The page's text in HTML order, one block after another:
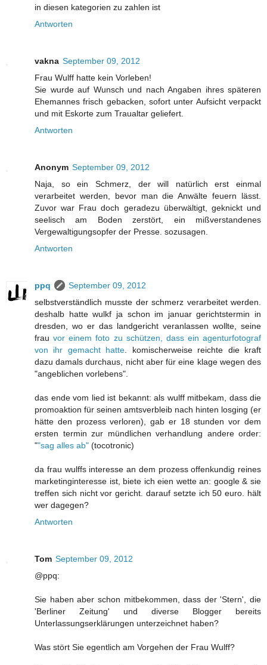
in diesen kategorien zu zahlen ist
Antworten
vakna September 09, 2012
Frau Wulff hatte kein Vorleben!
Sie wurde auf Wunsch und nach Angaben ihres späteren
Ehemannes frisch gebacken, sofort unter Aufsicht verpackt
und mit Eskorte zum Traualtar geliefert.
Antworten
Anonym September 09, 2012
Naja, so ein Schmerz, der will natürlich erst einmal
verarbeitet werden, bevor man die Anwälte feuern lässt.
Zuvor war Frau doch geradezu überwältigt, geknickt und
seelisch am Boden zerstört, ein mißverstandenes
Vergewaltigungsopfer der Presse. sozusagen.
Antworten
ppq
September 09, 2012
selbstverständlich musste der schmerz verarbeitet werden.
deshalb hatte wulkf ja schon im januar gerichtstermin in
dresden, wo er das landgericht veranlassen wollte, seine
frauvor einem foto zu schützen, dass ein agenturfotograf
von ihr gemacht hatte . komischerweise reichte die kraft
dazu damals durchaus, nicht aber für eine klage wegen des
"angeblichen vorlebens".
das ende vom lied ist bekannt: als wulff mitbekam, dass die
promoaktion für seinen amtsverbleib nach hinten losging (er
hätte den prozess verloren), gab er 18 stunden vor dem
ersten termin zur mündlichen verhandlung andere order:
""sag alles ab" (tocotronic)
da frau wulffs interesse an dem prozess offenkundig reines
marketinginteresse ist, biete ich eien wette an: google & sie
treffen sich nicht vor gericht. darauf setzte ich 50 euro. hält
wer dagegen?
Antworten
Tom September 09, 2012
@ppq:
Sie haben aber schon mitbekommen, dass der 'Stern', die
'Berliner Zeitung' und diverse Blogger bereits
Unterlassungserklärungen unterzeichnet haben?
Was stört Sie egentlich am Vorgehen der Frau Wulff?